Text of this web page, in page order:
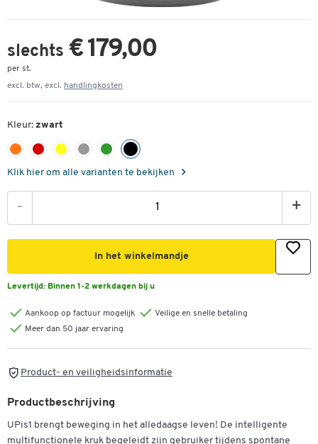
slechts € 179,00
per st.
excl. btw, excl. handlingkosten
Kleur: zwart
Klik hier om alle varianten te bekijken
- +
In het winkelmandje
Levertijd: Binnen 1-2 werkdagen bij u
Aankoop op factuur mogelijk
Veilige en snelle betaling
Meer dan 50 jaar ervaring
Product- en veiligheidsinformatie
Productbeschrijving
UPis1 brengt beweging in het alledaagse leven! De intelligente
multifunctionele kruk begeleidt zijn gebruiker tijdens spontane